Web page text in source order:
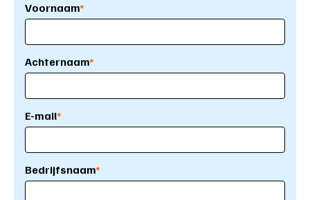
Voornaam*
Achternaam*
E-mail*
Bedrijfsnaam*